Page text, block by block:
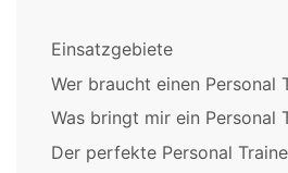
Einsatzgebiete
Wer braucht einen Personal
Was bringt mir ein Personal
Der perfekte Personal